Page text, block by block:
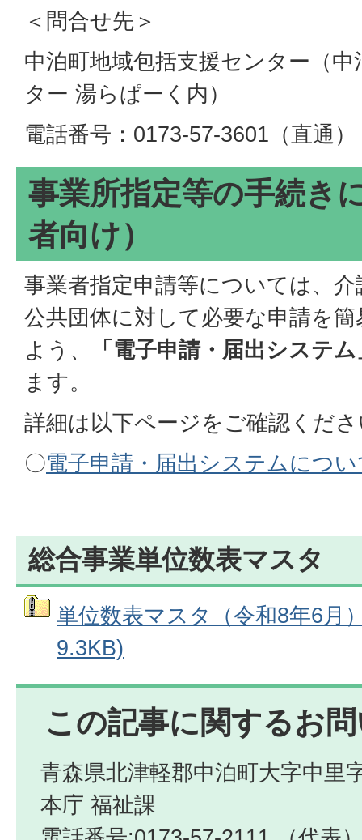
＜問合せ先＞
中泊町地域包括支援センター（
ター 湯らぱーく内）
電話番号：0173-57-3601（直通）
事業所指定等の手続き
者向け）
事業者指定申請等については、
公共団体に対して必要な申請を
よう、
「電子申請・届出システム
ます。
詳細は以下ページをご確認くだ
〇電子申請・届出システムにつ
総合事業単位数表マスタ
単位数表マスタ（令和8年6月
9.3KB)
この記事に関するお
青森県北津軽郡中泊町大字中里
本庁 福祉課